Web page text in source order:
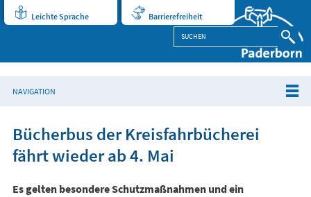
Leichte Sprache Barrierefreiheit
NAVIGATION
Bücherbus der Kreisfahrbücherei
fährt wieder ab 4. Mai
Es gelten besondere Schutzmaßnahmen und ein